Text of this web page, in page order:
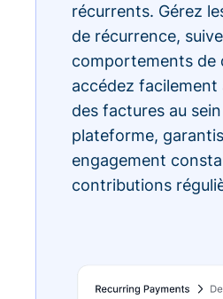
récurrents. Gérez
de récurrence,
comportements de
accédez facilement
des factures au
plateforme,
engagement
contributions